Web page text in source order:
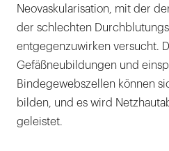
Neovaskularisation, mit der
der schlechten
entgegenzuwirken versucht.
Gefäßneubildungen und
Bindegewebszellen können
bilden, und es wird
geleistet.